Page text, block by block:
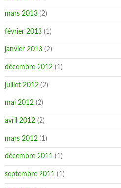
mars 2013 (2)
février 2013 (1)
janvier 2013 (2)
décembre 2012 (1)
juillet 2012 (2)
mai 2012 (2)
avril 2012 (2)
mars 2012 (1)
décembre 2011 (1)
septembre 2011 (1)